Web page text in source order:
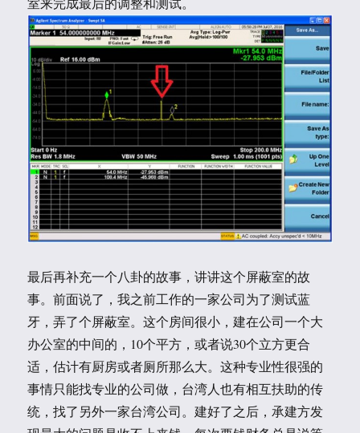
最后再补充一个八卦的故事，讲讲这个屏蔽室的故
事。前面说了，我之前工作的一家公司为了测试蓝
牙，弄了个屏蔽室。这个房间很小，建在公司一个大
办公室的中间的，10个平方，或者说30个立方更合
适，估计有厨房或者厕所那么大。这种专业性很强的
事情只能找专业的公司做，台湾人也有相互扶助的传
统，找了另外一家台湾公司。建好了之后，承建方发